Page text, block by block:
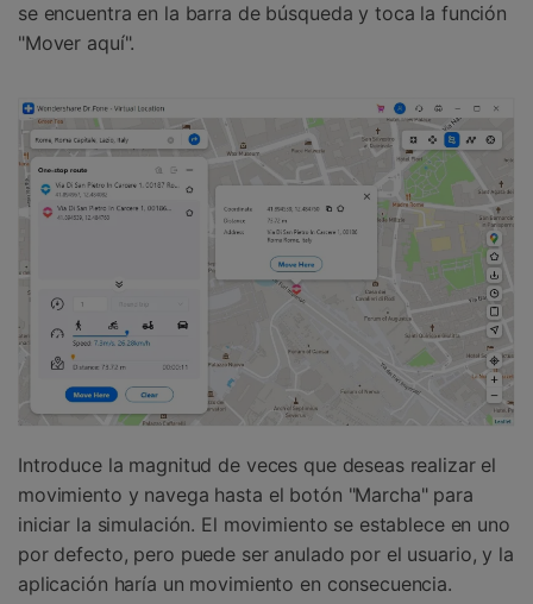
se encuentra en la barra de búsqueda y toca la función
"Mover aquí".
Introduce la magnitud de veces que deseas realizar el
movimiento y navega hasta el botón "Marcha" para
iniciar la simulación. El movimiento se establece en uno
por defecto, pero puede ser anulado por el usuario, y la
aplicación haría un movimiento en consecuencia.